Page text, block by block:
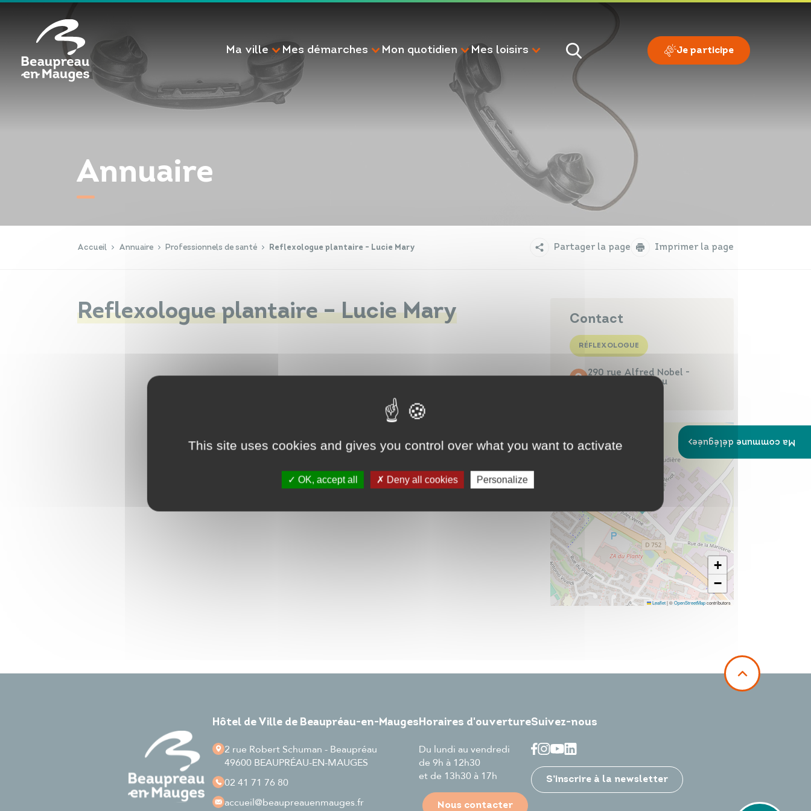
Ma ville Mes démarches Mon quotidien Mes loisirs Je participe
Annuaire
Accueil Annuaire Professionnels de santé Reflexologue plantaire - Lucie Mary Partager la page Imprimer la page
Reflexologue plantaire – Lucie Mary Contact
RÉFLEXOLOGUE
290 rue Alfred Nobel -
49600 Beaupréau
+
−
Leaflet|©OpenStreetMapcontributors
Hôtel de Ville de Beaupréau-en-Mauges
2 rue Robert Schuman - Beaupréau
49600 BEAUPRÉAU-EN-MAUGES
02 41 71 76 80
accueil@beaupreauenmauges.fr
Horaires d'ouverture
Du lundi au vendredi
de 9h à 12h30
et de 13h30 à 17h
Nous contacter
Suivez-nous
S’inscrire à la newsletter
Ma commune déléguée
Infos travaux
Cookies management panel
This site uses cookies and gives you control over what you want to activate
OK, accept all Deny all cookies Personalize